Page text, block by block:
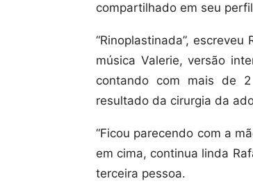
compartilhado em seu
“Rinoplastinada”,
música Valerie, versão
contando com mais de
resultado da cirurgia da
“Ficou parecendo com a
em cima, continua linda
terceira pessoa.